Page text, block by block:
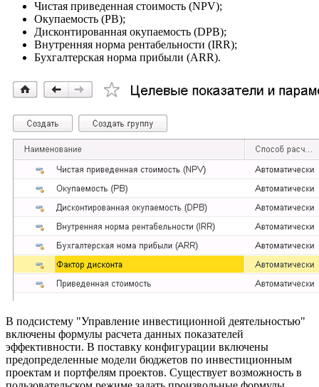
Чистая приведенная стоимость (NPV);
Окупаемость (РВ);
Дисконтированная окупаемость (DPB);
Внутренняя норма рентабельности (IRR);
Бухгалтерская норма прибыли (ARR).
В подсистему "Управление инвестиционной деятельностью"
включены формулы расчета данных показателей
эффективности. В поставку конфигурации включены
предопределенные модели бюджетов по инвестиционным
проектам и портфелям проектов. Существует возможность в